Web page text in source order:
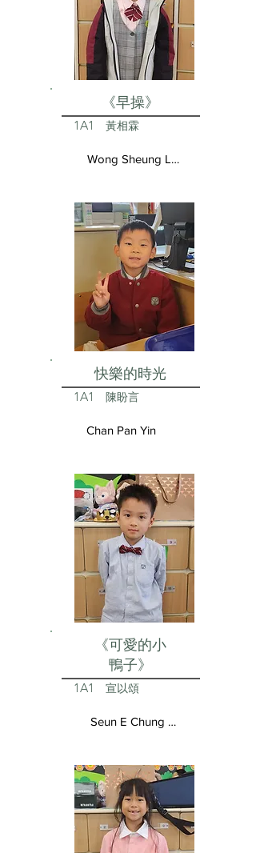
《早操》
1A1 黃相霖
Wong Sheung Lam
快樂的時光
1A1 陳盼言
Chan Pan Yin
《可愛的小
鴨子》
1A1 宣以頌
Seun E Chung Aston